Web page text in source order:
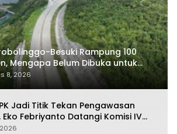
Besuki Rampung 100
Mengapa Belum Dibuka untuk
8, 2026
Jadi Titik Tekan Pengawasan
Eko Febriyanto Datangi Komisi IV
Dewan Kembali Berpijak pada